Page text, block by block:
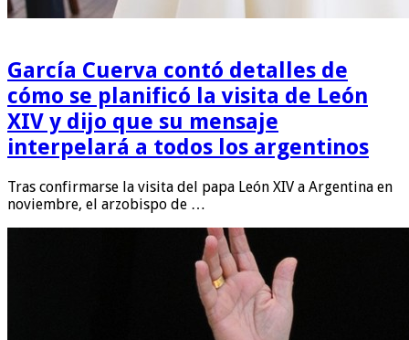
García Cuerva contó detalles de
cómo se planificó la visita de León
XIV y dijo que su mensaje
interpelará a todos los argentinos
Tras confirmarse la visita del papa León XIV a Argentina en
noviembre, el arzobispo de …